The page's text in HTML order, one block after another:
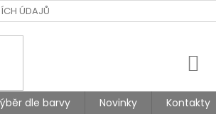
ÚDAJŮ
dle barvy Novinky Kontakty